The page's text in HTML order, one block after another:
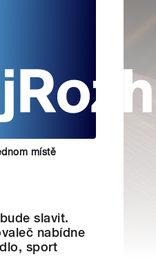
místě
slavit.
nabídne
sport